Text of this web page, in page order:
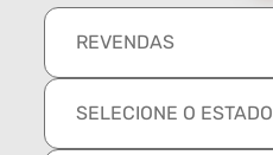
REVENDAS
SELECIONE O ESTADO